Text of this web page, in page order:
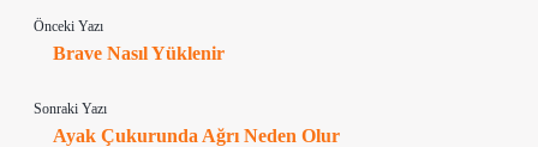
Önceki Yazı
Brave Nasıl Yüklenir
Sonraki Yazı
Ayak Çukurunda Ağrı Neden Olur